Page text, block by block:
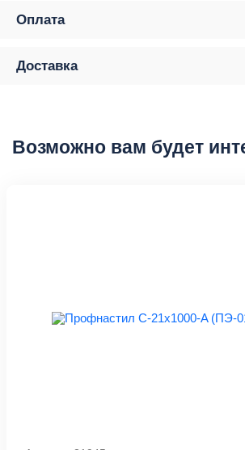
Оплата
Доставка
Возможно вам будет